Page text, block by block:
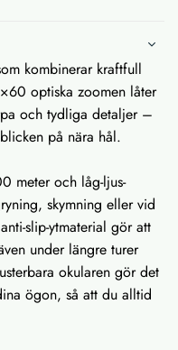
kombinerar kraftfull
optiska zoomen låter
och tydliga detaljer –
på nära hål.
meter och låg-ljus-
skymning eller vid
slip-ytmaterial gör att
under längre turer
okularen gör det
ögon, så att du alltid